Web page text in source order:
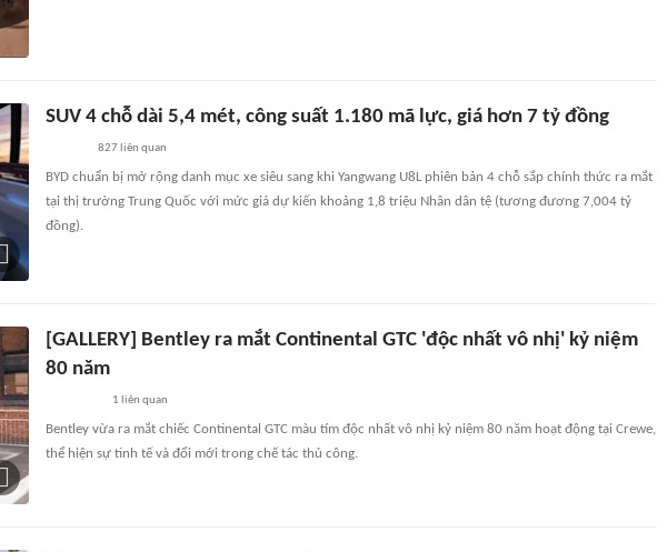
SUV 4 chỗ dài 5,4 mét, công suất 1.180 mã lực, giá hơn 7 tỷ đồng
827liên quan
BYD chuẩn bị mở rộng danh mục xe siêu sang khi Yangwang U8L phiên bản 4 chỗ sắp chính thức ra mắt
tại thị trường Trung Quốc với mức giá dự kiến khoảng 1,8 triệu Nhân dân tệ (tương đương 7,004 tỷ
đồng).
[GALLERY] Bentley ra mắt Continental GTC 'độc nhất vô nhị' kỷ niệm
80 năm
1 liên quan
Bentley vừa ra mắt chiếc Continental GTC màu tím độc nhất vô nhị kỷ niệm 80 năm hoạt động tại Crewe,
thể hiện sự tinh tế và đổi mới trong chế tác thủ công.